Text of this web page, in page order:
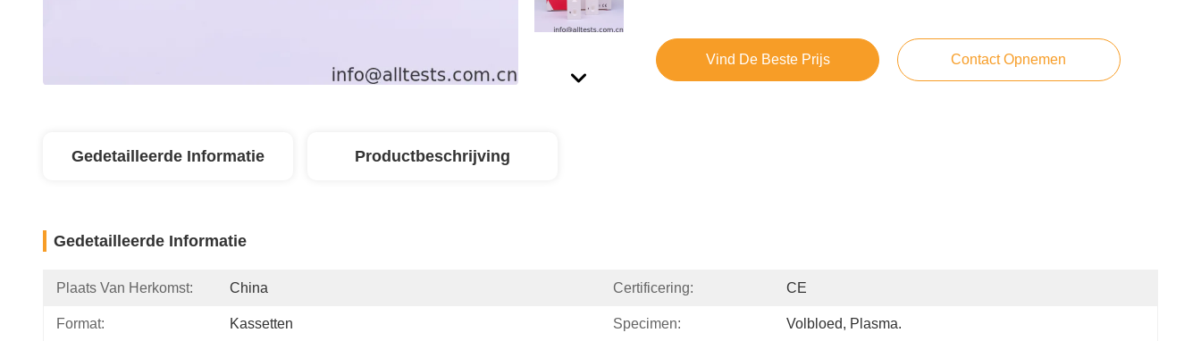
Vind De Beste Prijs Contact Opnemen
Gedetailleerde Informatie Productbeschrijving
Gedetailleerde Informatie
Plaats Van Herkomst: China Certificering: CE
Format: Kassetten Specimen: Volbloed, Plasma.